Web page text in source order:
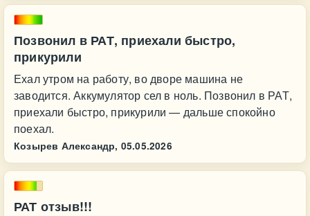
Позвонил в РАТ, приехали быстро,
прикурили
Ехал утром на работу, во дворе машина не
заводится. Аккумулятор сел в ноль. Позвонил в РАТ,
приехали быстро, прикурили — дальше спокойно
поехал.
Козырев Александр, 05.05.2026
РАТ отзыв!!!